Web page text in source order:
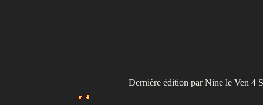
Dernière édition par Nine le Ven 4